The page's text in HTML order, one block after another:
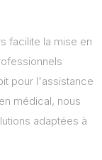
facilite la mise en
pour l'assistance
médical, nous
adaptées à